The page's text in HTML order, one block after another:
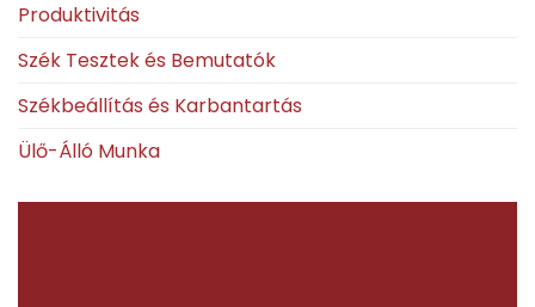
Produktivitás
Szék Tesztek és Bemutatók
Székbeállítás és Karbantartás
Ülő-Álló Munka